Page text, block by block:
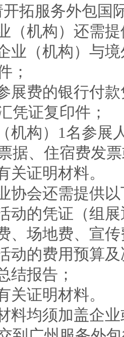
开拓服务外包国
（机构）还需提
（机构）与境
；
费的银行付款
凭证复印件；
构）1名参展
据、住宿费发
证明材料。
协会还需提供以
的凭证（组展
场地费、宣传
的费用预算及
报告；
证明材料。
料均须加盖企